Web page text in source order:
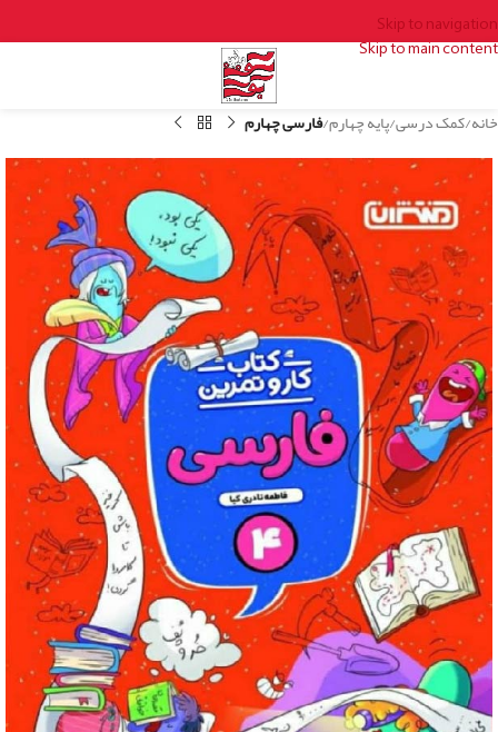
Skip to navigation
Skip to main content
خانه کمک درسی پایه چهارم فارسی چهارم